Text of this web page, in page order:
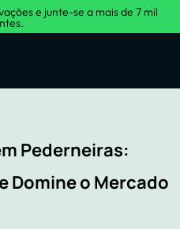
e junte-se a mais de 7 mil
Pederneiras:
Domine o Mercado